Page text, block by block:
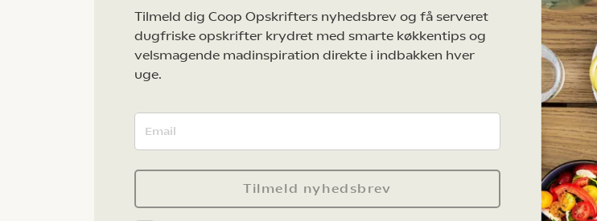
Tilmeld dig Coop Opskrifters nyhedsbrev og få serveret
dugfriske opskrifter krydret med smarte køkkentips og
velsmagende madinspiration direkte i indbakken hver
uge.
Tilmeld nyhedsbrev